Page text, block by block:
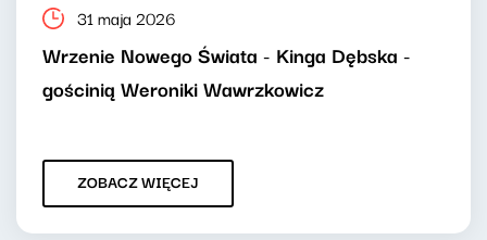
31 maja 2026
Wrzenie Nowego Świata - Kinga Dębska -
gościnią Weroniki Wawrzkowicz
ZOBACZ WIĘCEJ